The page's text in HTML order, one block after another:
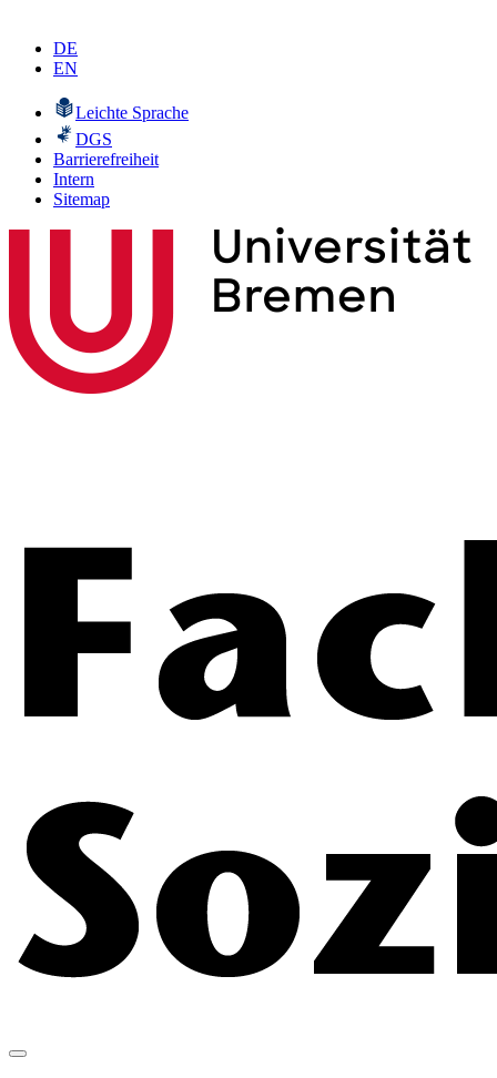
DE
EN
Leichte Sprache
DGS
Barrierefreiheit
Intern
Sitemap